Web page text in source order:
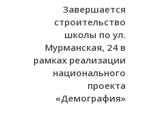
Завершается
строительство
школы по ул.
Мурманская, 24 в
рамках реализации
национального
проекта
«Демография»